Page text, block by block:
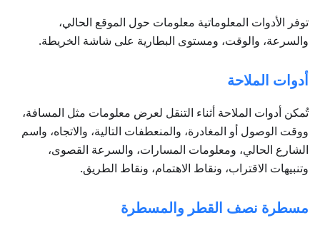
توفر الأدوات المعلوماتية معلومات حول الموقع الحالي،
والسرعة، والوقت، ومستوى البطارية على شاشة الخريطة.
أدوات الملاحة
تُمكن أدوات الملاحة أثناء التنقل لعرض معلومات مثل المسافة،
ووقت الوصول أو المغادرة، والمنعطفات التالية، والاتجاه، واسم
الشارع الحالي، ومعلومات المسارات، والسرعة القصوى،
وتنبيهات الاقتراب، ونقاط الاهتمام، ونقاط الطريق.
مسطرة نصف القطر والمسطرة